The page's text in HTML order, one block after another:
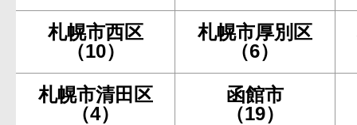
札幌市西区
（10）
札幌市厚別区
（6）
札幌市清田区
（4）
函館市
（19）